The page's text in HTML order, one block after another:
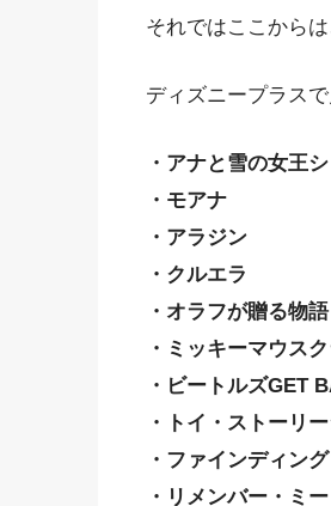
それではここから
ディズニープラス
・アナと雪の女王
・モアナ
・アラジン
・クルエラ
・オラフが贈る物語
・ミッキーマウス
・ビートルズGET
・トイ・ストーリ
・ファインディン
・リメンバー・ミー